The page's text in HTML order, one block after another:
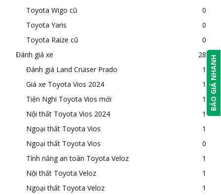
Toyota Wigo cũ
0
Toyota Yaris
0
Toyota Raize cũ
0
Đánh giá xe
28
Đánh giá Land Cruiser Prado
1
Giá xe Toyota Vios 2024
1
Tiện Nghi Toyota Vios mới
1
Nội thất Toyota Vios 2024
1
Ngoại thất Toyota Vios
1
Ngoại thất Toyota Vios
0
Tính năng an toàn Toyota Veloz
1
Nội thất Toyota Veloz
1
Ngoại thất Toyota Veloz
1
BÁO GIÁ NHANH